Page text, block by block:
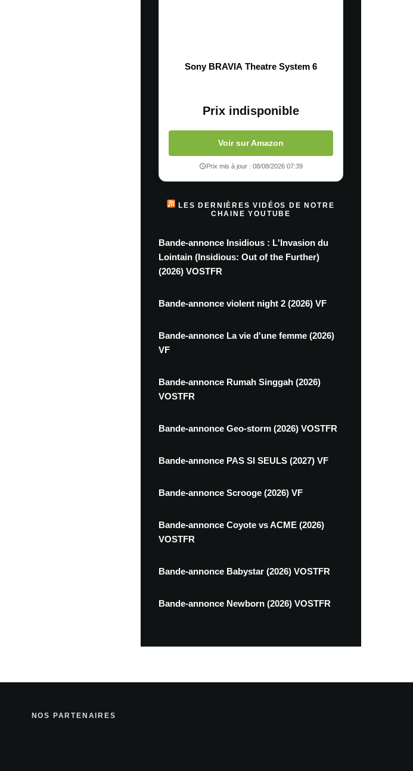
Sony BRAVIA Theatre System 6
Prix indisponible
Voir sur Amazon
Prix mis à jour : 08/08/2026 07:39
LES DERNIÈRES VIDÉOS DE NOTRE
CHAINE YOUTUBE
Bande-annonce Insidious : L'Invasion du
Lointain (Insidious: Out of the Further)
(2026) VOSTFR
Bande-annonce violent night 2 (2026) VF
Bande-annonce La vie d'une femme (2026)
VF
Bande-annonce Rumah Singgah (2026)
VOSTFR
Bande-annonce Geo-storm (2026) VOSTFR
Bande-annonce PAS SI SEULS (2027) VF
Bande-annonce Scrooge (2026) VF
Bande-annonce Coyote vs ACME (2026)
VOSTFR
Bande-annonce Babystar (2026) VOSTFR
Bande-annonce Newborn (2026) VOSTFR
NOS PARTENAIRES